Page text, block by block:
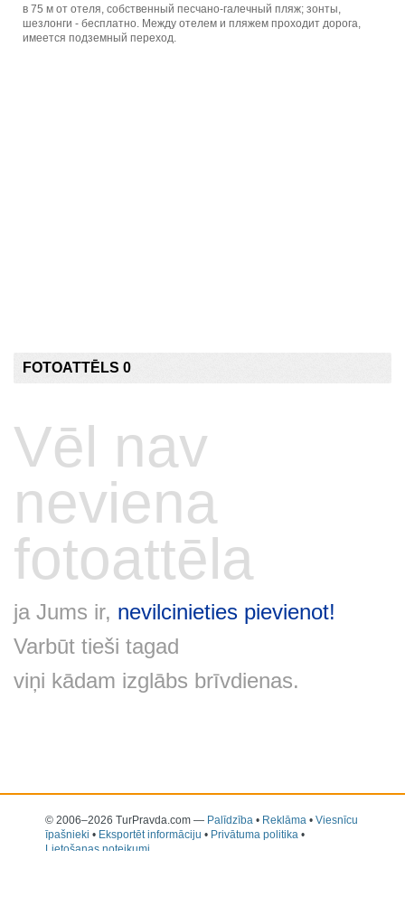
в 75 м от отеля, собственный песчано-галечный пляж; зонты,
шезлонги - бесплатно. Между отелем и пляжем проходит дорога,
имеется подземный переход.
FOTOATTĒLS 0
Vēl nav
neviena
fotoattēla
ja Jums ir, nevilcinieties pievienot!
Varbūt tieši tagad
viņi kādam izglābs brīvdienas.
© 2006–2026 TurPravda.com — Palīdzība • Reklāma • Viesnīcu
īpašnieki • Eksportēt informāciju • Privātuma politika •
Lietošanas noteikumi